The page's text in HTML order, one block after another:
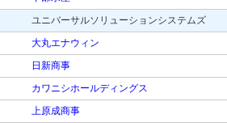
ユニバーサルソリューションシステムズ
大丸エナウィン
日新商事
カワニシホールディングス
上原成商事